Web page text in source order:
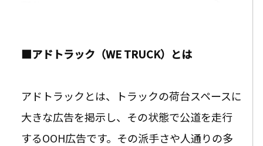
■アドトラック（WE TRUCK）とは
アドトラックとは、トラックの荷台スペースに
大きな広告を掲示し、その状態で公道を走行
するOOH広告です。その派手さや人通りの多